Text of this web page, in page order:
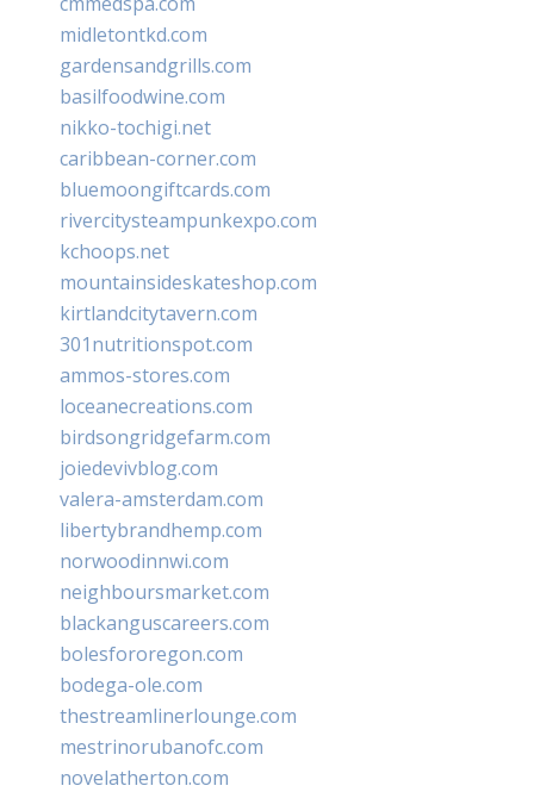
midletontkd.com
gardensandgrills.com
basilfoodwine.com
nikko-tochigi.net
caribbean-corner.com
bluemoongiftcards.com
rivercitysteampunkexpo.com
kchoops.net
mountainsideskateshop.com
kirtlandcitytavern.com
301nutritionspot.com
ammos-stores.com
loceanecreations.com
birdsongridgefarm.com
joiedevivblog.com
valera-amsterdam.com
libertybrandhemp.com
norwoodinnwi.com
neighboursmarket.com
blackanguscareers.com
bolesfororegon.com
bodega-ole.com
thestreamlinerlounge.com
mestrinorubanofc.com
novelatherton.com